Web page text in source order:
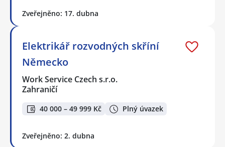
Zveřejněno: 17. dubna
Elektrikář rozvodných skříní
Německo
Work Service Czech s.r.o.
Zahraničí
40 000 – 49 999 Kč Plný úvazek
Zveřejněno: 2. dubna